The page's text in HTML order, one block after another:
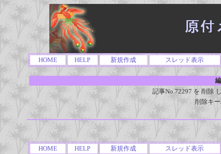
HOME HELP 新規作成 スレッド表示
記事No.72297 を 削除
削除キ
HOME HELP 新規作成 スレッド表示